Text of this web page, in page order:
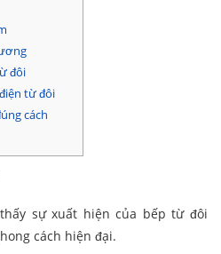
đôi
từ đôi
cách
sự xuất hiện của bếp từ đôi
cách hiện đại.